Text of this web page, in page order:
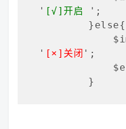
' [√]开启 ';
' [×]关闭 ';
        }